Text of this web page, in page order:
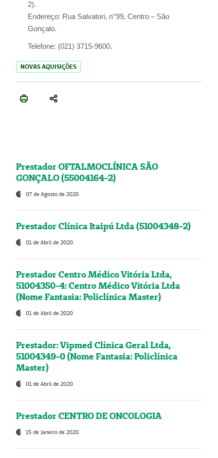
2).
Endereço: Rua Salvatori, n°99, Centro – São
Gonçalo.
Telefone: (021) 3715-9600.
NOVAS AQUISIÇÕES
Prestador OFTALMOCLÍNICA SÃO
GONÇALO (55004164-2)
07 de Agosto de 2020
Prestador Clínica Itaipú Ltda (51004348-2)
01 de Abril de 2020
Prestador Centro Médico Vitória Ltda,
51004350-4: Centro Médico Vitória Ltda
(Nome Fantasia: Policlínica Master)
01 de Abril de 2020
Prestador: Vipmed Clínica Geral Ltda,
51004349-0 (Nome Fantasia: Policlínica
Master)
01 de Abril de 2020
Prestador CENTRO DE ONCOLOGIA
15 de Janeiro de 2020